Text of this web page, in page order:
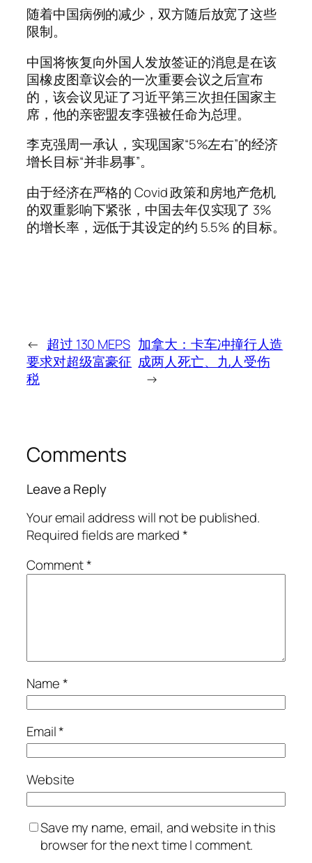
随着中国病例的减少，双方随后放宽了这些
限制。
中国将恢复向外国人发放签证的消息是在该
国橡皮图章议会的一次重要会议之后宣布
的，该会议见证了习近平第三次担任国家主
席，他的亲密盟友李强被任命为总理。
李克强周一承认，实现国家“5%左右”的经济
增长目标“并非易事”。
由于经济在严格的 Covid 政策和房地产危机
的双重影响下紧张，中国去年仅实现了 3%
的增长率，远低于其设定的约 5.5% 的目标。
← 超过 130 MEPS
要求对超级富豪征
税
加拿大：卡车冲撞行人造
成两人死亡、九人受伤
→
Comments
Leave a Reply
Your email address will not be published.
Required fields are marked*
Comment*
Name*
Email*
Website
Save my name, email, and website in this
browser for the next time I comment.